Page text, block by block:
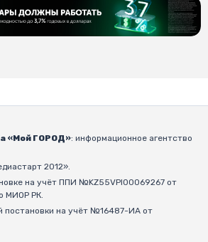
«Мой ГОРОД»: информационное агентство
2012».
на учёт ППИ №KZ55VPI00069267 от
МИОР РК.
постановки на учёт №16487-ИА от